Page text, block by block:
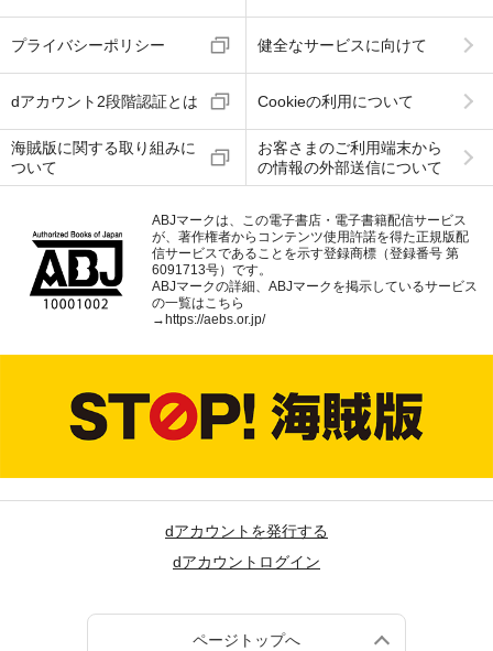
プライバシーポリシー 健全なサービスに向けて
dアカウント2段階認証とは Cookieの利用について
海賊版に関する取り組みに
ついて
お客さまのご利用端末から
の情報の外部送信について
ABJマークは、この電子書店・電子書籍配信サービス
が、著作権者からコンテンツ使用許諾を得た正規版配
信サービスであることを示す登録商標（登録番号 第
6091713号）です。
ABJマークの詳細、ABJマークを掲示しているサービス
の一覧はこちら
→ https://aebs.or.jp/
dアカウントを発行する
dアカウントログイン
ページトップへ